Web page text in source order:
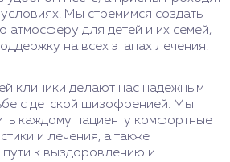
Мы стремимся создать
атмосферу для детей и их семей,
на всех этапах лечения.
клиники делают нас надежным
с детской шизофренией. Мы
каждому пациенту комфортные
и лечения, а также
пути к выздоровлению и